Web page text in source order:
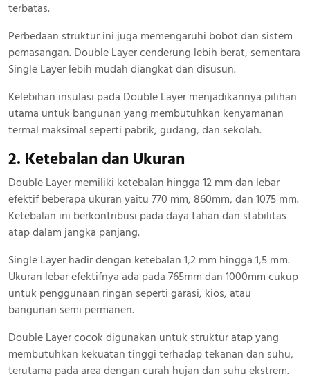
terbatas.
Perbedaan struktur ini juga memengaruhi bobot dan sistem
pemasangan. Double Layer cenderung lebih berat, sementara
Single Layer lebih mudah diangkat dan disusun.
Kelebihan insulasi pada Double Layer menjadikannya pilihan
utama untuk bangunan yang membutuhkan kenyamanan
termal maksimal seperti pabrik, gudang, dan sekolah.
2. Ketebalan dan Ukuran
Double Layer memiliki ketebalan hingga 12 mm dan lebar
efektif beberapa ukuran yaitu 770 mm, 860mm, dan 1075 mm.
Ketebalan ini berkontribusi pada daya tahan dan stabilitas
atap dalam jangka panjang.
Single Layer hadir dengan ketebalan 1,2 mm hingga 1,5 mm.
Ukuran lebar efektifnya ada pada 765mm dan 1000mm cukup
untuk penggunaan ringan seperti garasi, kios, atau
bangunan semi permanen.
Double Layer cocok digunakan untuk struktur atap yang
membutuhkan kekuatan tinggi terhadap tekanan dan suhu,
terutama pada area dengan curah hujan dan suhu ekstrem.